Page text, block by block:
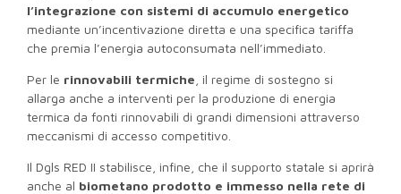
l’integrazione con sistemi di accumulo energetico
mediante un’incentivazione diretta e una specifica tariffa
che premia l’energia autoconsumata nell’immediato.
Per le rinnovabili termiche , il regime di sostegno si
allarga anche a interventi per la produzione di energia
termica da fonti rinnovabili di grandi dimensioni attraverso
meccanismi di accesso competitivo.
Il Dgls RED II stabilisce, infine, che il supporto statale si aprirà
anche al biometano prodotto e immesso nella rete di